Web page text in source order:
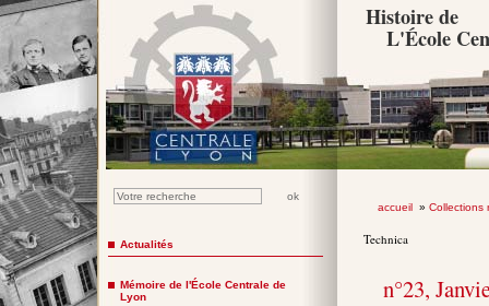
Histoire de
L'École
accueil» Collections
Technica
n°23,
Actualités
Mémoire de l'École Centrale de
Lyon